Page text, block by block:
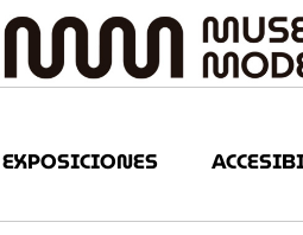
EXPOSICIONES